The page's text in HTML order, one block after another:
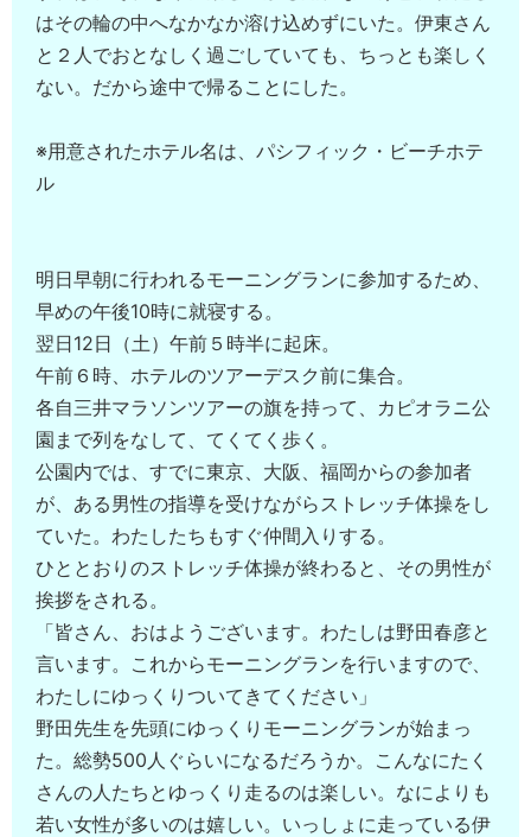
はその輪の中へなかなか溶け込めずにいた。伊東さん
と２人でおとなしく過ごしていても、ちっとも楽しく
ない。だから途中で帰ることにした。
※用意されたホテル名は、パシフィック・ビーチホテ
ル
明日早朝に行われるモーニングランに参加するため、
早めの午後10時に就寝する。
翌日12日（土）午前５時半に起床。
午前６時、ホテルのツアーデスク前に集合。
各自三井マラソンツアーの旗を持って、カピオラニ公
園まで列をなして、てくてく歩く。
公園内では、すでに東京、大阪、福岡からの参加者
が、ある男性の指導を受けながらストレッチ体操をし
ていた。わたしたちもすぐ仲間入りする。
ひととおりのストレッチ体操が終わると、その男性が
挨拶をされる。
「皆さん、おはようございます。わたしは野田春彦と
言います。これからモーニングランを行いますので、
わたしにゆっくりついてきてください」
野田先生を先頭にゆっくりモーニングランが始まっ
た。総勢500人ぐらいになるだろうか。こんなにたく
さんの人たちとゆっくり走るのは楽しい。なによりも
若い女性が多いのは嬉しい。いっしょに走っている伊